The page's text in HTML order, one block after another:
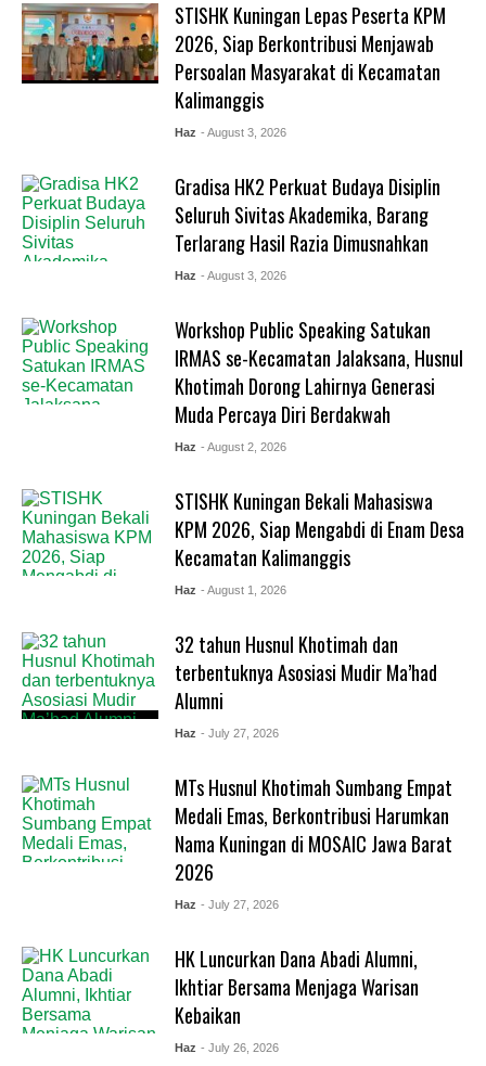
STISHK Kuningan Lepas Peserta KPM
2026, Siap Berkontribusi Menjawab
Persoalan Masyarakat di Kecamatan
Kalimanggis
Haz - August 3, 2026
Gradisa HK2 Perkuat Budaya Disiplin
Seluruh Sivitas Akademika, Barang
Terlarang Hasil Razia Dimusnahkan
Haz - August 3, 2026
Workshop Public Speaking Satukan
IRMAS se-Kecamatan Jalaksana, Husnul
Khotimah Dorong Lahirnya Generasi
Muda Percaya Diri Berdakwah
Haz - August 2, 2026
STISHK Kuningan Bekali Mahasiswa
KPM 2026, Siap Mengabdi di Enam Desa
Kecamatan Kalimanggis
Haz - August 1, 2026
32 tahun Husnul Khotimah dan
terbentuknya Asosiasi Mudir Ma’had
Alumni
Haz - July 27, 2026
MTs Husnul Khotimah Sumbang Empat
Medali Emas, Berkontribusi Harumkan
Nama Kuningan di MOSAIC Jawa Barat
2026
Haz - July 27, 2026
HK Luncurkan Dana Abadi Alumni,
Ikhtiar Bersama Menjaga Warisan
Kebaikan
Haz - July 26, 2026